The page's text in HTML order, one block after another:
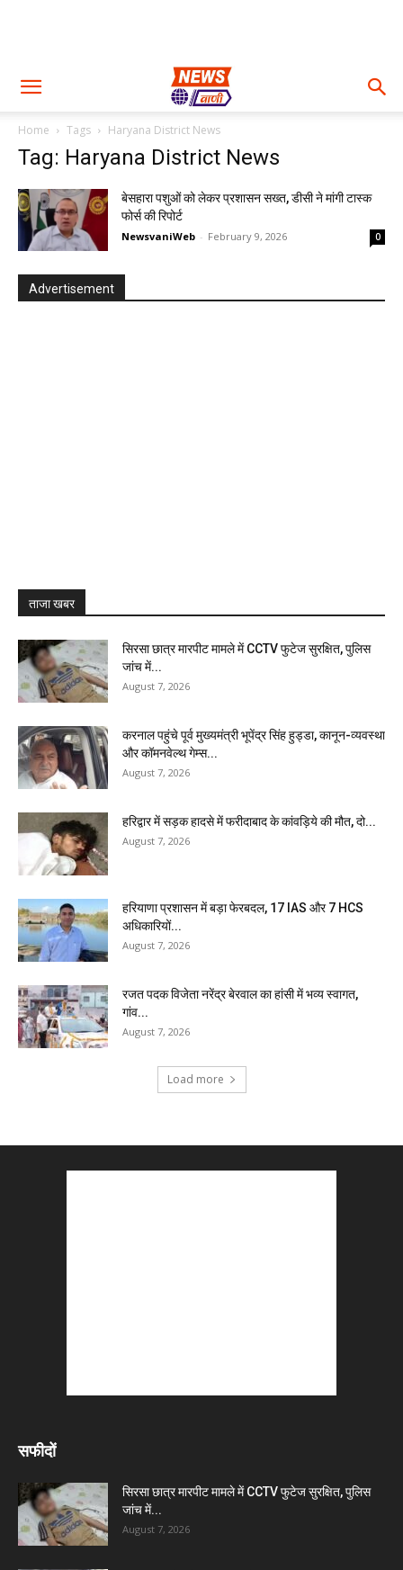
Home Tags Haryana District News
Tag: Haryana District News
बेसहारा पशुओं को लेकर प्रशासन सख्त, डीसी ने मांगी टास्क
फोर्स की रिपोर्ट
NewsvaniWeb - February 9, 2026 0
Advertisement
ताजा खबर
सिरसा छात्र मारपीट मामले में CCTV फुटेज सुरक्षित, पुलिस
जांच में...
August 7, 2026
करनाल पहुंचे पूर्व मुख्यमंत्री भूपेंद्र सिंह हुड्डा, कानून-व्यवस्था
और कॉमनवेल्थ गेम्स...
August 7, 2026
हरिद्वार में सड़क हादसे में फरीदाबाद के कांवड़िये की मौत, दो...
August 7, 2026
हरियाणा प्रशासन में बड़ा फेरबदल, 17 IAS और 7 HCS
अधिकारियों...
August 7, 2026
रजत पदक विजेता नरेंद्र बेरवाल का हांसी में भव्य स्वागत,
गांव...
August 7, 2026
Load more
सफीदों
सिरसा छात्र मारपीट मामले में CCTV फुटेज सुरक्षित, पुलिस
जांच में...
August 7, 2026